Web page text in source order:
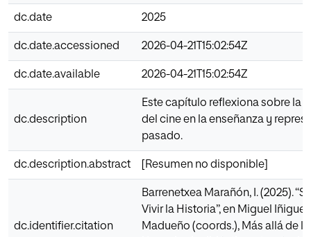
dc.date 2025
dc.date.accessioned 2026-04-21T15:02:54Z
dc.date.available 2026-04-21T15:02:54Z
dc.description
Este capítulo reflexiona sobre la
del cine en la enseñanza y
pasado.
dc.description.abstract [Resumen no disponible]
dc.identifier.citation
Barrenetxea Marañón, I. (2025).
Vivir la Historia”, en Miguel
Madueño (coords.), Más allá de